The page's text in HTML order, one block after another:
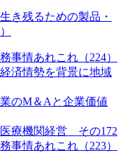
き残るための製品・
事情あれこれ（224）
済情勢を背景に地域
のM＆Aと企業価値
療機関経営 その172
事情あれこれ（223）